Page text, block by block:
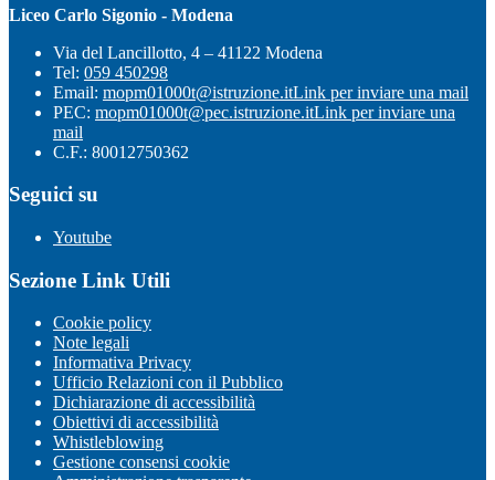
Liceo Carlo Sigonio - Modena
Via del Lancillotto, 4 – 41122 Modena
Tel: 059 450298
Email: mopm01000t@istruzione.itLink per inviare una mail
PEC: mopm01000t@pec.istruzione.itLink per inviare una
mail
C.F.: 80012750362
Seguici su
Youtube
Sezione Link Utili
Cookie policy
Note legali
Informativa Privacy
Ufficio Relazioni con il Pubblico
Dichiarazione di accessibilità
Obiettivi di accessibilità
Whistleblowing
Gestione consensi cookie